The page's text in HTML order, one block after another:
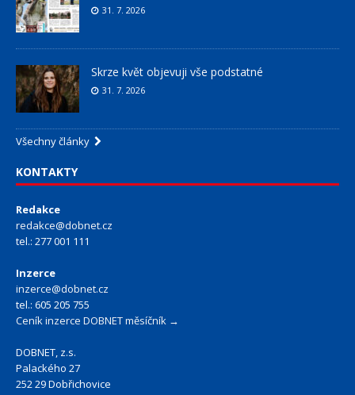
31. 7. 2026
Skrze květ objevuji vše podstatné
31. 7. 2026
Všechny články
KONTAKTY
Redakce
redakce@dobnet.cz
tel.: 277 001 111
Inzerce
inzerce@dobnet.cz
tel.: 605 205 755
Ceník inzerce DOBNET měsíčník →
DOBNET, z.s.
Palackého 27
252 29 Dobřichovice